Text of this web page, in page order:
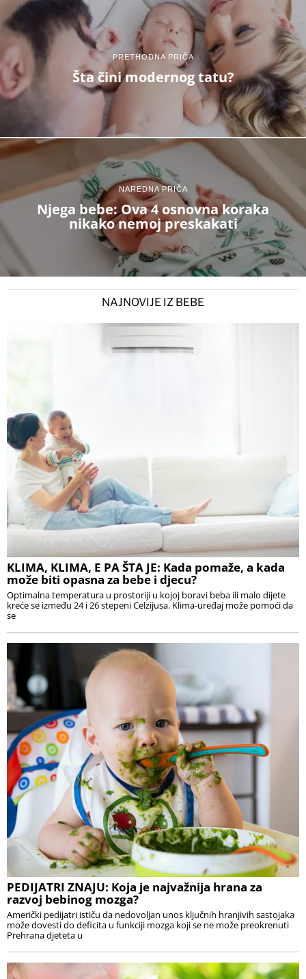
PRETHODNA PRIČA
Šta čini modernog tatu?
NAREDNA PRIČA
Njega bebe: Ova 4 osnovna koraka
nikako nemoj preskakati
NAJNOVIJE IZ BEBE
KLIMA, KLIMA, E PA ŠTA JE: Kada pomaže, a kada
može biti opasna za bebe i djecu?
Optimalna temperatura u prostoriji u kojoj boravi beba ili malo dijete
kreće se između 24 i 26 stepeni Celzijusa. Klima-uređaj može pomoći da
se
PEDIJATRI ZNAJU: Koja je najvažnija hrana za
razvoj bebinog mozga?
Američki pedijatri ističu da nedovoljan unos ključnih hranjivih sastojaka
može dovesti do deficita u funkciji mozga koji se ne može preokrenuti
Prehrana djeteta u